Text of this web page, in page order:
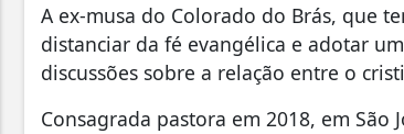
A ex-musa do Colorado do Brás, que
distanciar da fé evangélica e adotar
discussões sobre a relação entre o
Consagrada pastora em 2018, em São